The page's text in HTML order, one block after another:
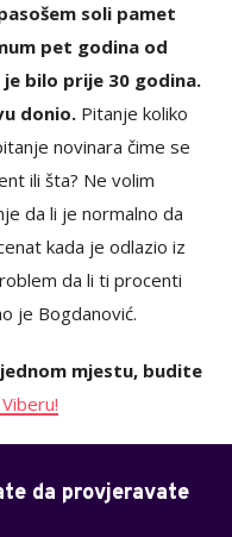
soli pamet
pet godina od
bilo prije 30 godina.
donio. Pitanje koliko
novinara čime se
ili šta? Ne volim
da li je normalno da
kada je odlazio iz
da li ti procenti
je Bogdanović.
mjestu, budite
da provjeravate